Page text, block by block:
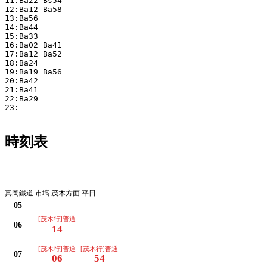
12:Ba12 Ba58
13:Ba56
14:Ba44
15:Ba33
16:Ba02 Ba41
17:Ba12 Ba52
18:Ba24
19:Ba19 Ba56
20:Ba42
21:Ba41
22:Ba29
23:
時刻表
真岡鐵道 市塙 茂木方面 平日
05
06
[茂木行]普通
14
07
[茂木行]普通
06
[茂木行]普通
54